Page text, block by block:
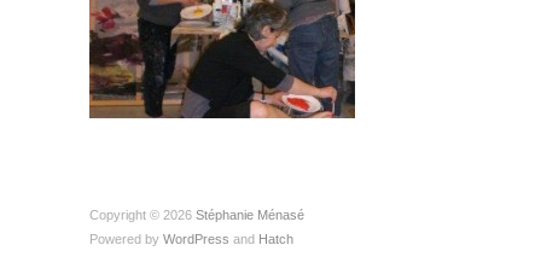
Copyright © 2026 Stéphanie Ménasé
Powered by WordPress and Hatch